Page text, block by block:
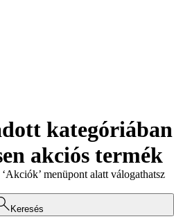
kategóriában
akciós termék
menüpont alatt válogathatsz
Keresés